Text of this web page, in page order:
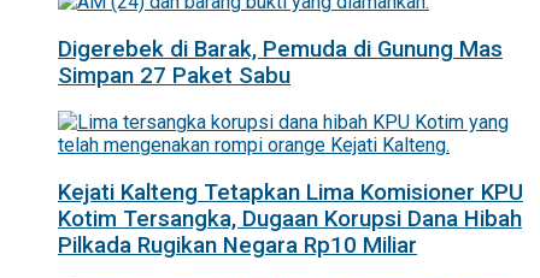
Digerebek di Barak, Pemuda di Gunung Mas
Simpan 27 Paket Sabu
Kejati Kalteng Tetapkan Lima Komisioner KPU
Kotim Tersangka, Dugaan Korupsi Dana Hibah
Pilkada Rugikan Negara Rp10 Miliar